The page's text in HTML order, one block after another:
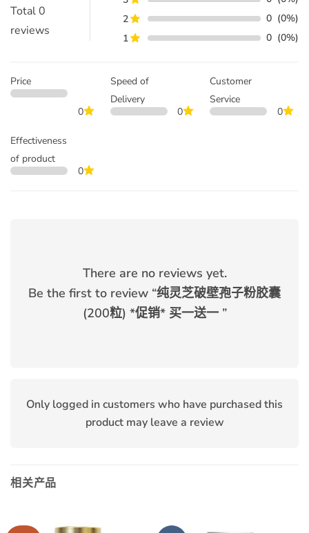
Total0
reviews
2
0 (0%)
1
0 (0%)
Price
0
Speed of
Delivery
0
Customer
Service
0
Effectiveness
of product
0
There are no reviews yet.
Be the first to review “纯灵芝破壁孢子粉胶囊
(200粒) *促销* 买一送一”
Only logged in customers who have purchased this
product may leave a review
相关产品